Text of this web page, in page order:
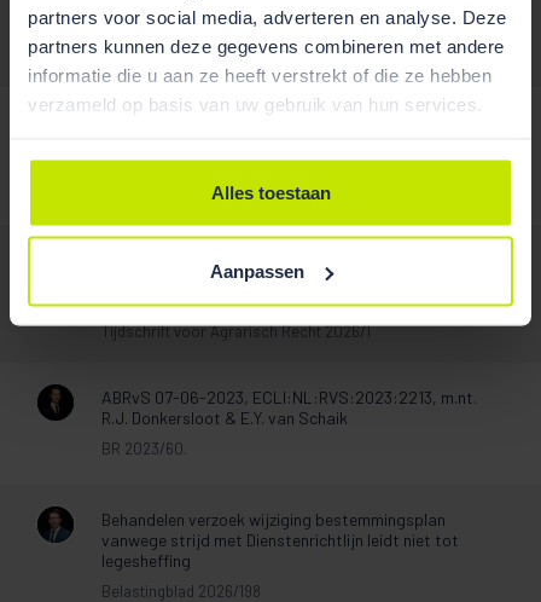
partners voor social media, adverteren en analyse. Deze
partners kunnen deze gegevens combineren met andere
informatie die u aan ze heeft verstrekt of die ze hebben
verzameld op basis van uw gebruik van hun services.
Alles toestaan
Aanpassen
/
‘Overheadkosten’ behoren tot lasten ter zake zodat
overschreden
Belastingblad 2024/203
via de Wet versterking regie volkshuisvesting: een
knap staaltje broddelwerk
Tijdschrift voor Agrarisch Recht 2026/1
ABRvS 07-06-2023, ECLI:NL:RVS:2023:2213, m.nt.
R.J. Donkersloot & E.Y. van Schaik
BR 2023/60.
Behandelen verzoek wijziging bestemmingsplan
vanwege strijd met Dienstenrichtlijn leidt niet tot
legesheffing
Belastingblad 2026/198